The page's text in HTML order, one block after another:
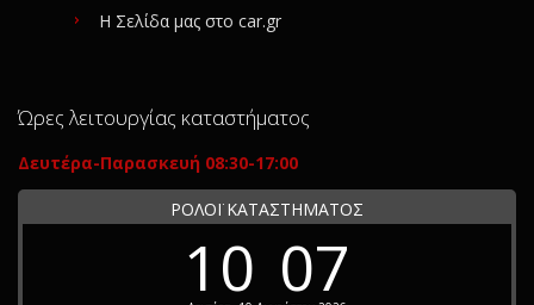
Η Σελίδα μας στο car.gr
Ώρες λειτουργίας καταστήματος
Δευτέρα-Παρασκευή 08:30-17:00
ΡΟΛΟΪ ΚΑΤΑΣΤΗΜΑΤΟΣ
10 07